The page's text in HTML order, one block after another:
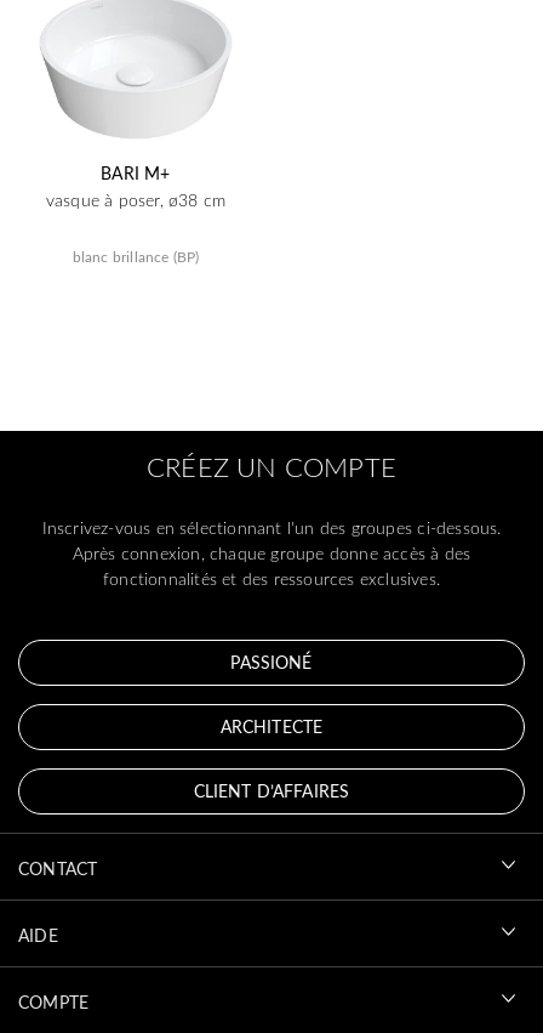
BARI M+
vasque à poser, ø38 cm
blanc brillance (BP)
CRÉEZ UN COMPTE
Inscrivez-vous en sélectionnant l'un des groupes ci-dessous.
Après connexion, chaque groupe donne accès à des
fonctionnalités et des ressources exclusives.
PASSIONÉ
ARCHITECTE
CLIENT D’AFFAIRES
CONTACT
AIDE
COMPTE